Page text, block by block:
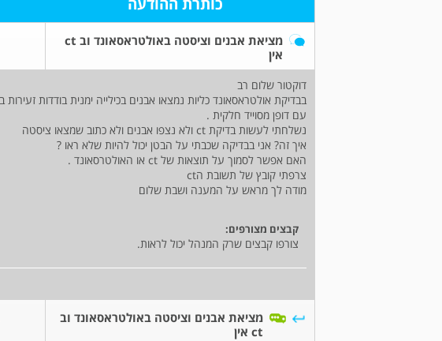
מציאת אבנים וציסטה באולטראסאונד וב ct
אין
דוקטור שלום רב
עם דופן מסוייד חלקית .
נשלחתי לעשות בדיקת ct ולא נצפו אבנים ולא כתוב שמצאו ציסטה
איך זה? אני בבדיקה שכבתי על הבטן יכול להיות שלא ראו ?
האם אפשר לסמוך על תוצאות של ct או האולטרסאונד .
צרפתי קובץ של תשובת הct
מודה לך מראש על המענה ושבת שלום
קבצים מצורפים:
צורפו קבצים שרק המנהל יכול לראות.
מציאת אבנים וציסטה באולטראסאונד וב
ct אין